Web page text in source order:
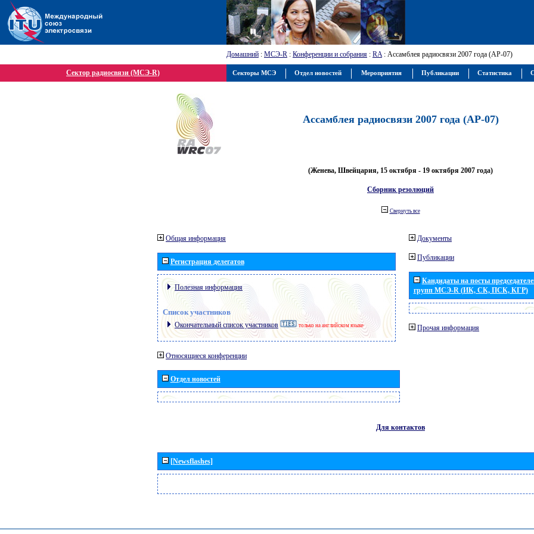
Домашний : МСЭ-R : Конференции и собрания : RA: Ассамблея радиосвязи 2007 года (АР-07)
Сектор радиосвязи (МСЭ-R)
Ассамблея радиосвязи 2007 года (АР-07)
(Женева, Швейцария, 15 октября - 19 октября 2007 года)
Сборник резолюций
Свернуть все
Общая информация
Регистрация делегатов
Полезная информация
Список участников
Окончательный список участников только на английском языке
Относящиеся конференции
Отдел новостей
Документы
Публикации
Кандидаты на посты
групп МСЭ-R (ИК, СК, ПСК, КГР)
Прочая информация
Для контактов
[Newsflashes]
Секторы МСЭ Отдел новостей Мероприятия Публикации Статистика